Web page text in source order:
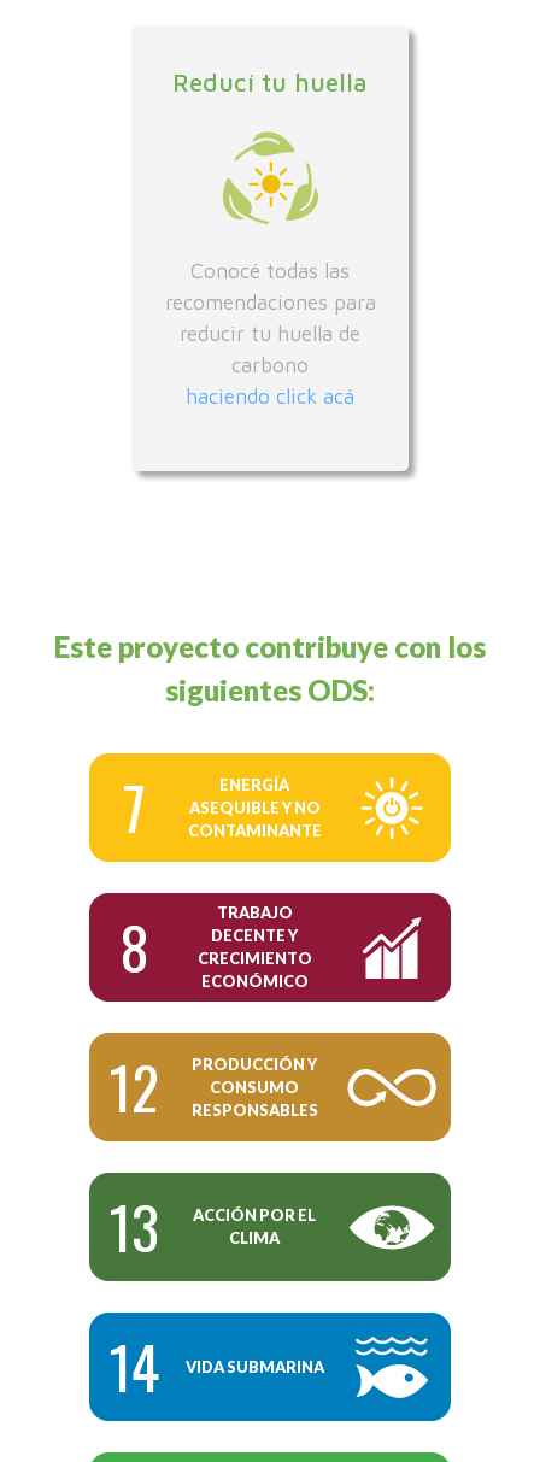
Reducí tu huella
Conocé todas las
recomendaciones para
reducir tu huella de
carbono
haciendo click acá
Este proyecto contribuye con los
siguientes ODS:
7
ENERGÍA
ASEQUIBLE Y NO
CONTAMINANTE
8
TRABAJO
DECENTE Y
CRECIMIENTO
ECONÓMICO
12
PRODUCCIÓN Y
CONSUMO
RESPONSABLES
13
ACCIÓN POR EL
CLIMA
14 VIDA SUBMARINA